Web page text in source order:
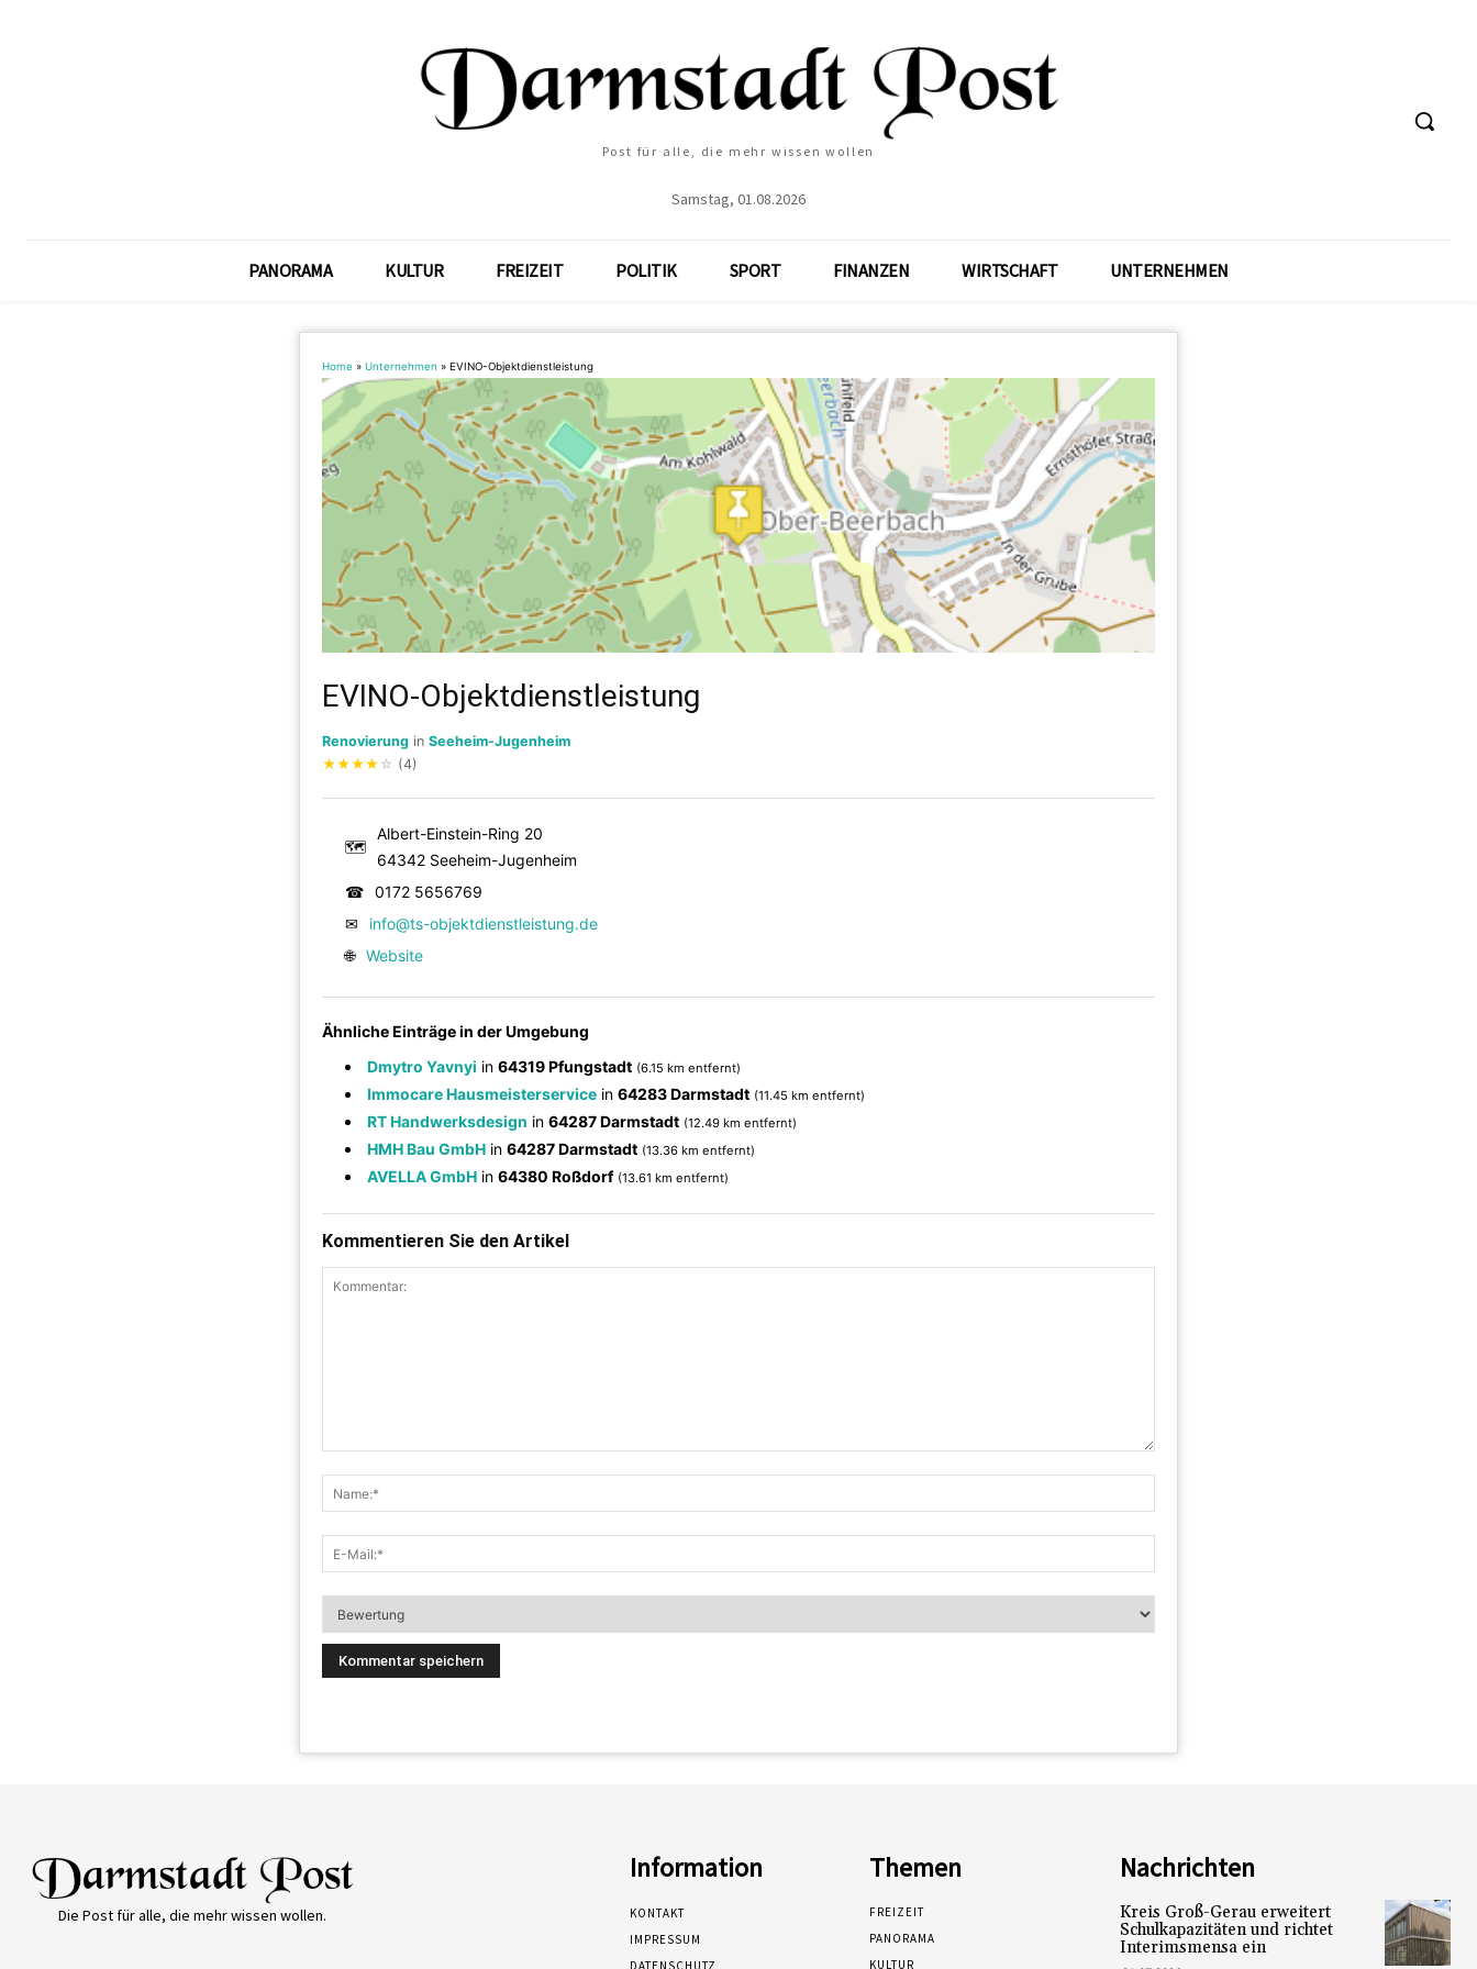
Post für alle, die mehr wissen wollen
Samstag, 01.08.2026
PANORAMA KULTUR FREIZEIT POLITIK SPORT FINANZEN WIRTSCHAFT UNTERNEHMEN
Home » Unternehmen » EVINO-Objektdienstleistung
EVINO-Objektdienstleistung
Renovierung in Seeheim-Jugenheim
★★★★ ☆ (4)
🗺
Albert-Einstein-Ring 20
64342 Seeheim-Jugenheim
☎ 0172 5656769
✉
info@ts-objektdienstleistung.de
🌐 Website
Ähnliche Einträge in der Umgebung
Dmytro Yavnyi in 64319 Pfungstadt (6.15 km entfernt)
Immocare Hausmeisterservice in 64283 Darmstadt (11.45 km entfernt)
RT Handwerksdesign in 64287 Darmstadt (12.49 km entfernt)
HMH Bau GmbH in 64287 Darmstadt (13.36 km entfernt)
AVELLA GmbH in 64380 Roßdorf (13.61 km entfernt)
Kommentieren Sie den Artikel
Die Post für alle, die mehr wissen wollen.
Information
KONTAKT
IMPRESSUM
DATENSCHUTZ
Themen
FREIZEIT
PANORAMA
KULTUR
Nachrichten
Kreis Groß-Gerau erweitert
Schulkapazitäten und richtet
Interimsmensa ein